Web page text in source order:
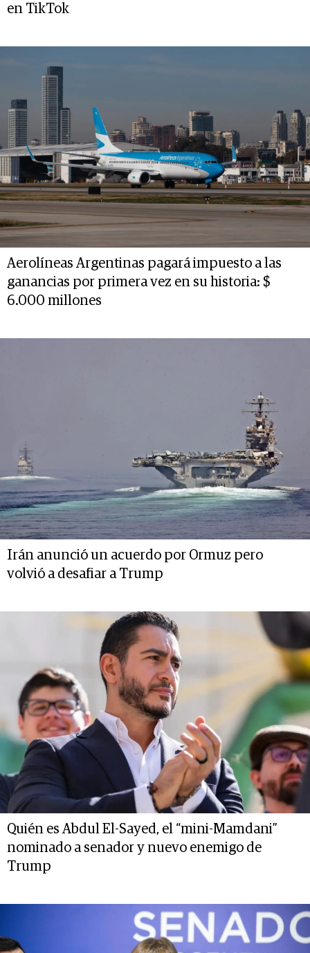
en TikTok
Aerolíneas Argentinas pagará impuesto a las
ganancias por primera vez en su historia: $
6.000 millones
Irán anunció un acuerdo por Ormuz pero
volvió a desafiar a Trump
Quién es Abdul El-Sayed, el “mini-Mamdani”
nominado a senador y nuevo enemigo de
Trump